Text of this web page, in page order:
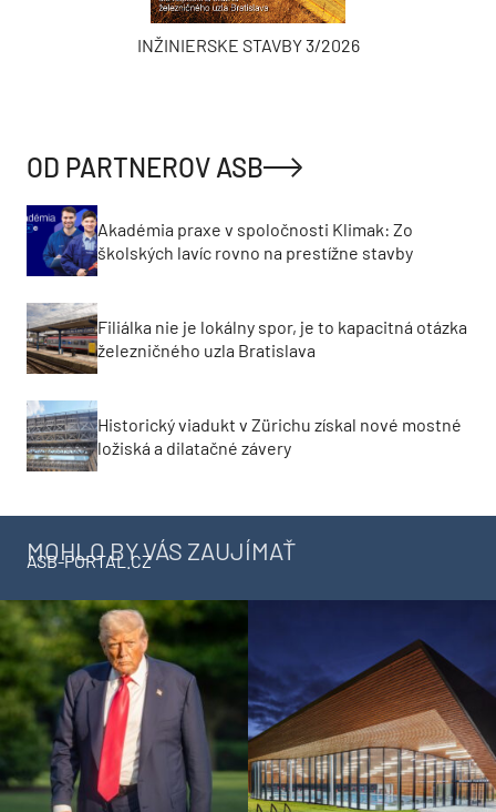
INŽINIERSKE STAVBY 3/2026
OD PARTNEROV ASB
Akadémia praxe v spoločnosti Klimak: Zo
školských lavíc rovno na prestížne stavby
Filiálka nie je lokálny spor, je to kapacitná otázka
železničného uzla Bratislava
Historický viadukt v Zürichu získal nové mostné
ložiská a dilatačné závery
MOHLO BY VÁS ZAUJÍMAŤ
ASB-PORTAL.CZ